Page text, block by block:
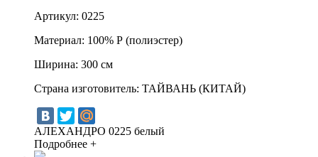
Артикул: 0225
Материал: 100% Р (полиэстер)
Ширина: 300 см
Страна изготовитель: ТАЙВАНЬ (КИТАЙ)
АЛЕХАНДРО 0225 белый
Подробнее +